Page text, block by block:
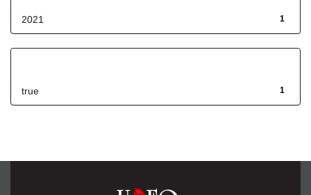
1
2021
1
true